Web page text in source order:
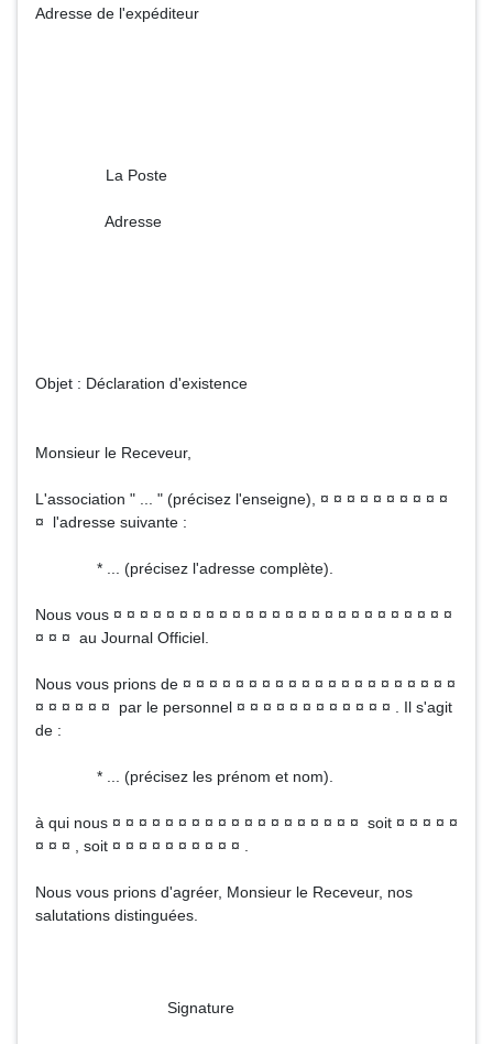
Adresse de l'expéditeur
La Poste
Adresse
Objet : Déclaration d'existence
Monsieur le Receveur,
L'association " ... " (précisez l'enseigne), ¤ ¤ ¤ ¤ ¤ ¤ ¤ ¤ ¤ ¤
¤ l'adresse suivante :
* ... (précisez l'adresse complète).
Nous vous ¤ ¤ ¤ ¤ ¤ ¤ ¤ ¤ ¤ ¤ ¤ ¤ ¤ ¤ ¤ ¤ ¤ ¤ ¤ ¤ ¤ ¤ ¤ ¤ ¤ ¤
¤ ¤ ¤ au Journal Officiel.
Nous vous prions de ¤ ¤ ¤ ¤ ¤ ¤ ¤ ¤ ¤ ¤ ¤ ¤ ¤ ¤ ¤ ¤ ¤ ¤ ¤ ¤ ¤
¤ ¤ ¤ ¤ ¤ ¤ par le personnel ¤ ¤ ¤ ¤ ¤ ¤ ¤ ¤ ¤ ¤ ¤ ¤ . Il s'agit
de :
* ... (précisez les prénom et nom).
à qui nous ¤ ¤ ¤ ¤ ¤ ¤ ¤ ¤ ¤ ¤ ¤ ¤ ¤ ¤ ¤ ¤ ¤ ¤ ¤ soit ¤ ¤ ¤ ¤ ¤
¤ ¤ ¤ , soit ¤ ¤ ¤ ¤ ¤ ¤ ¤ ¤ ¤ ¤ .
Nous vous prions d'agréer, Monsieur le Receveur, nos
salutations distinguées.
Signature